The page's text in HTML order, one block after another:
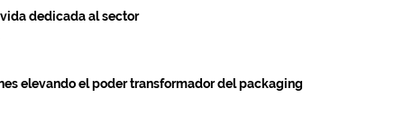
dedicada al sector
elevando el poder transformador del packaging